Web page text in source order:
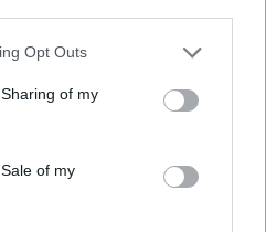
Opt Outs
of my
of my
meg Galériánkat
műtárgyaikra, az eladók pedig
gyűjteményüket változatos